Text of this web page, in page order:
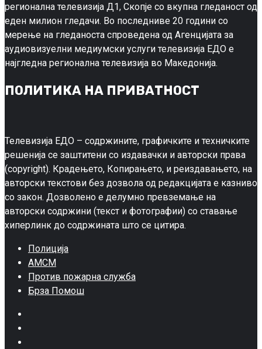
регионална телевизија Д1, Скопје со вкупна гледаност од
еден милион гледачи. Во последниве 20 години со
мерење на гледаноста спроведена од Агенцијата за
аудиовизуелни медиумски услуги телевизија ЕДО е
најгледна регионална телевизија во Македонија.
ПОЛИТИКА НА ПРИВАТНОСТ
Телевизија ЕДО – содржините, графичките и техничките
решенија се заштитени со издавачки и авторски права
(copyright). Крадењето, Копирањето, и реиздавањето, на
авторски текстови без дозвола од редакцијата е казниво
со закон. Дозволено е делумно превземање на
авторски содржини (текст и фотографии) со ставање
хиперлинк до содржината што се цитира.
Полиција
АМСМ
Против пожарна служба
Брза Помош